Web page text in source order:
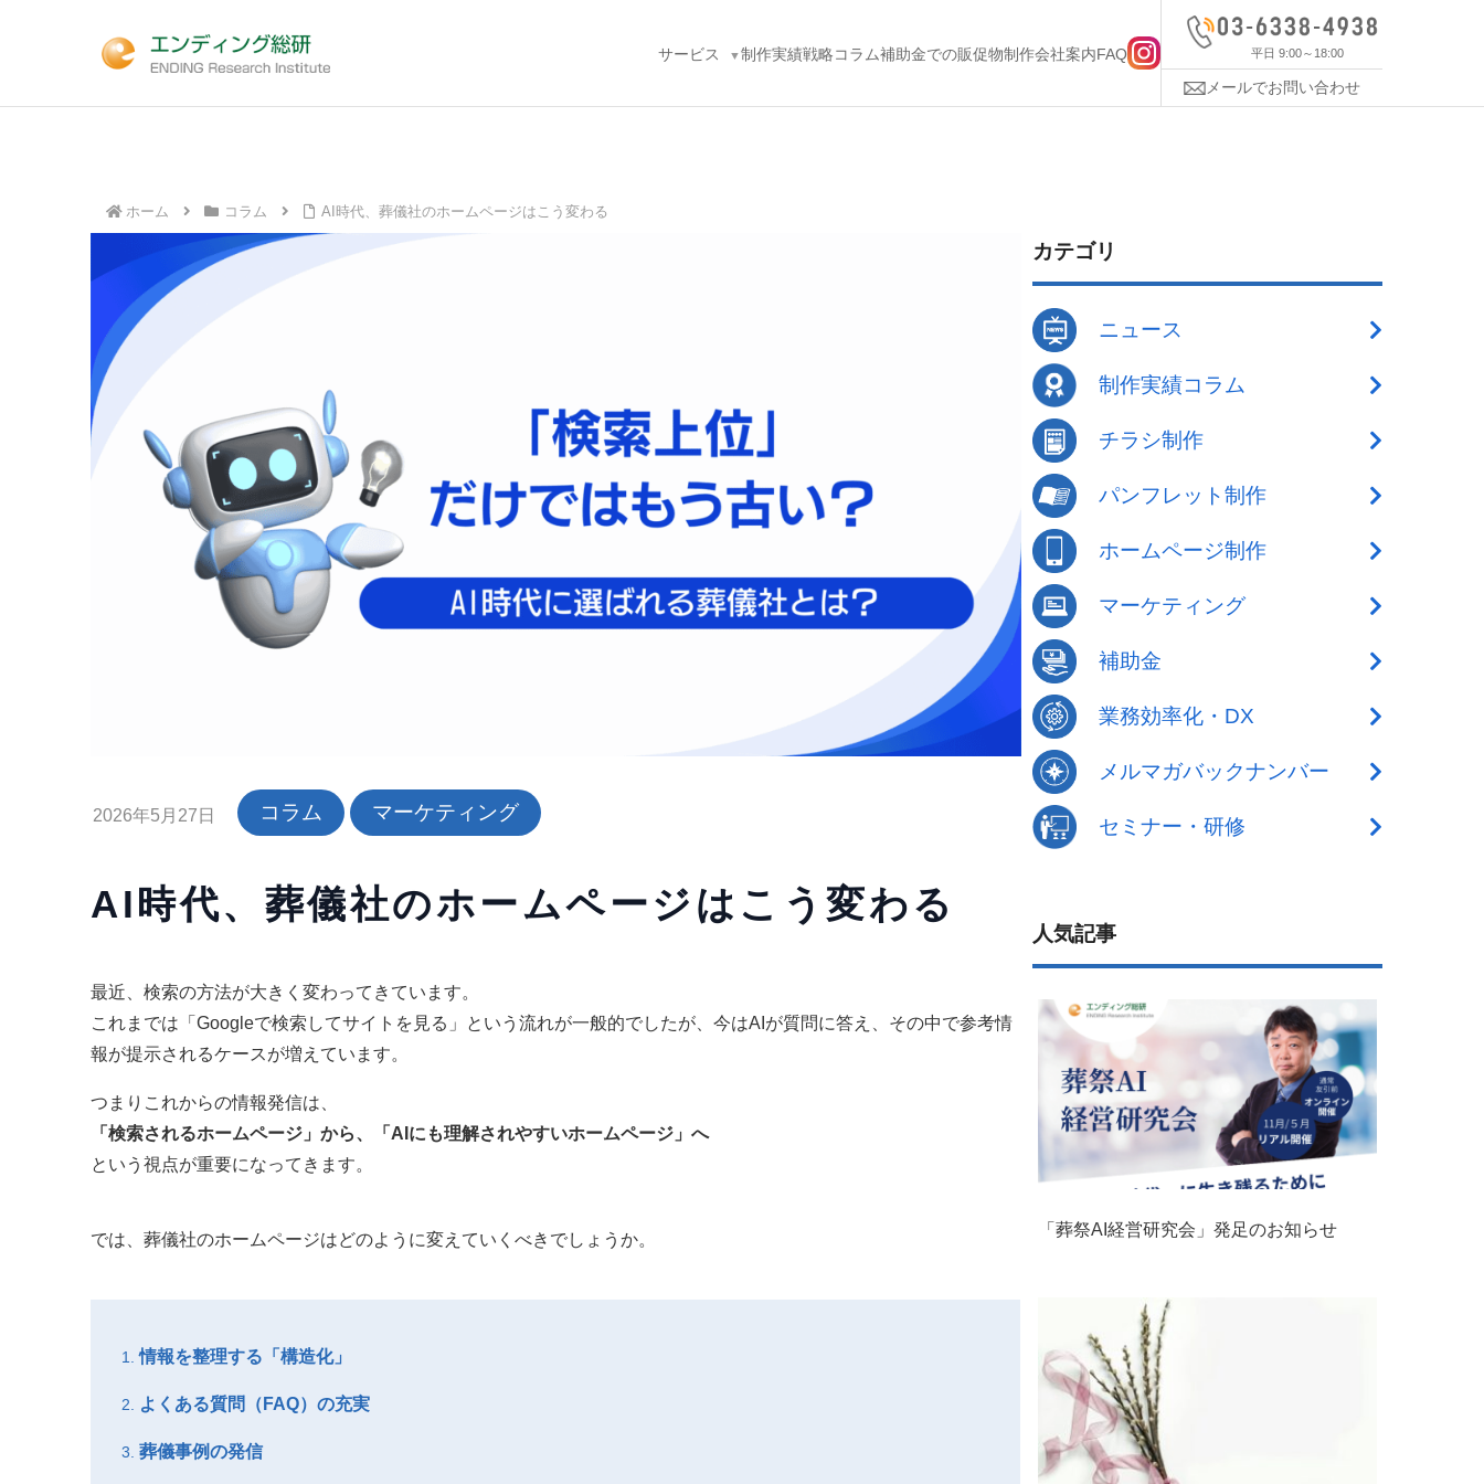
サービス 制作実績戦略コラム補助金での販促物制作会社案内FAQ 平日 9:00～18:00
メールでお問い合わせ
ホーム コラム AI時代、葬儀社のホームページはこう変わる
2026年5月27日 コラム マーケティング
AI時代、葬儀社のホームページはこう変わる
最近、検索の方法が大きく変わってきています。
これまでは「Googleで検索してサイトを見る」という流れが一般的でしたが、今はAIが質問に答え、その中で参考情
報が提示されるケースが増えています。
つまりこれからの情報発信は、
「検索されるホームページ」から、「AIにも理解されやすいホームページ」へ
という視点が重要になってきます。
では、葬儀社のホームページはどのように変えていくべきでしょうか。
情報を整理する「構造化」
よくある質問（FAQ）の充実
葬儀事例の発信
カテゴリ
ニュース
制作実績コラム
チラシ制作
パンフレット制作
ホームページ制作
マーケティング
補助金
業務効率化・DX
メルマガバックナンバー
セミナー・研修
人気記事
「葬祭AI経営研究会」発足のお知らせ